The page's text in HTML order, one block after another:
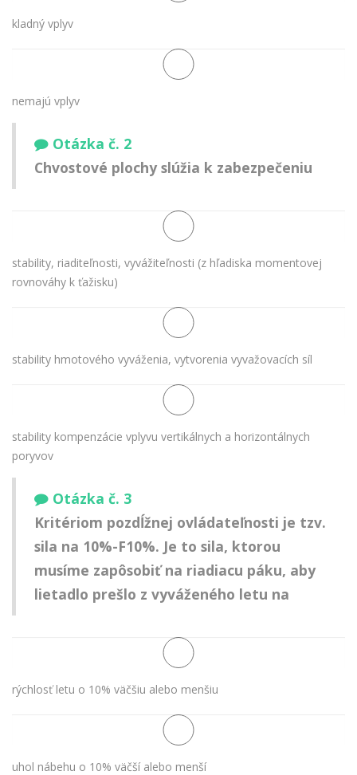
kladný vplyv
nemajú vplyv
Otázka č. 2
Chvostové plochy slúžia k zabezpečeniu
stability, riaditeľnosti, vyvážiteľnosti (z hľadiska momentovej
rovnováhy k ťažisku)
stability hmotového vyváženia, vytvorenia vyvažovacích síl
stability kompenzácie vplyvu vertikálnych a horizontálnych
poryvov
Otázka č. 3
Kritériom pozdĺžnej ovládateľnosti je tzv.
sila na 10%-F10%. Je to sila, ktorou
musíme zapôsobiť na riadiacu páku, aby
lietadlo prešlo z vyváženého letu na
rýchlosť letu o 10% väčšiu alebo menšiu
uhol nábehu o 10% väčší alebo menší